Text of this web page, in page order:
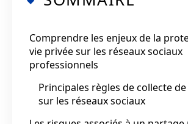
Comprendre les enjeux de la
vie privée sur les réseaux sociaux
professionnels
Principales règles de collecte
sur les réseaux sociaux